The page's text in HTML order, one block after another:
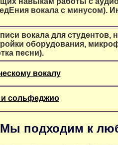
вокала с минусом).
вокала для
оборудования,
песни).
вокалу
сольфеджио
Мы подходим к